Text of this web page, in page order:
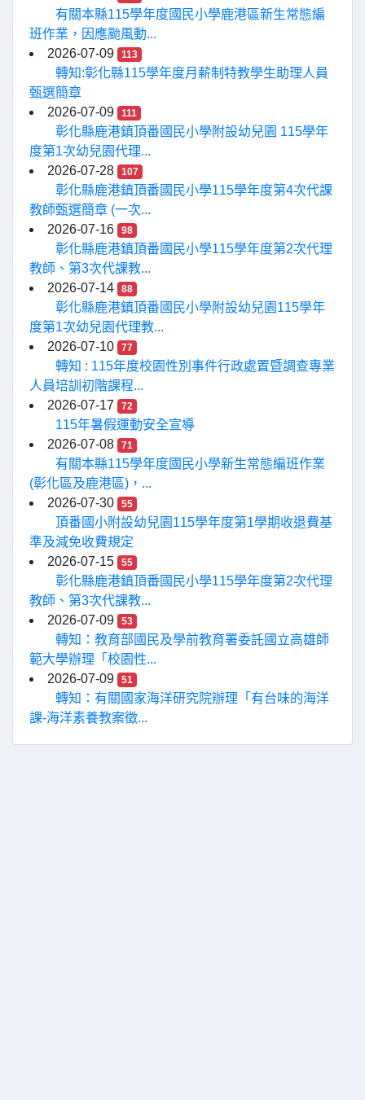
有關本縣115學年度國民小學鹿港區新生常態編
班作業，因應颱風動...
2026-07-09
113
轉知:彰化縣115學年度月薪制特教學生助理人員
甄選簡章
2026-07-09
111
彰化縣鹿港鎮頂番國民小學附設幼兒園 115學年
度第1次幼兒園代理...
2026-07-28
107
彰化縣鹿港鎮頂番國民小學115學年度第4次代課
教師甄選簡章 (一次...
2026-07-16
98
彰化縣鹿港鎮頂番國民小學115學年度第2次代理
教師、第3次代課教...
2026-07-14
88
彰化縣鹿港鎮頂番國民小學附設幼兒園115學年
度第1次幼兒園代理教...
2026-07-10
77
轉知 : 115年度校園性別事件行政處置暨調查專業
人員培訓初階課程...
2026-07-17
72
115年暑假運動安全宣導
2026-07-08
71
有關本縣115學年度國民小學新生常態編班作業
(彰化區及鹿港區)，...
2026-07-30
55
頂番國小附設幼兒園115學年度第1學期收退費基
準及減免收費規定
2026-07-15
55
彰化縣鹿港鎮頂番國民小學115學年度第2次代理
教師、第3次代課教...
2026-07-09
53
轉知：教育部國民及學前教育署委託國立高雄師
範大學辦理「校園性...
2026-07-09
51
轉知：有關國家海洋研究院辦理「有台味的海洋
課-海洋素養教案徵...